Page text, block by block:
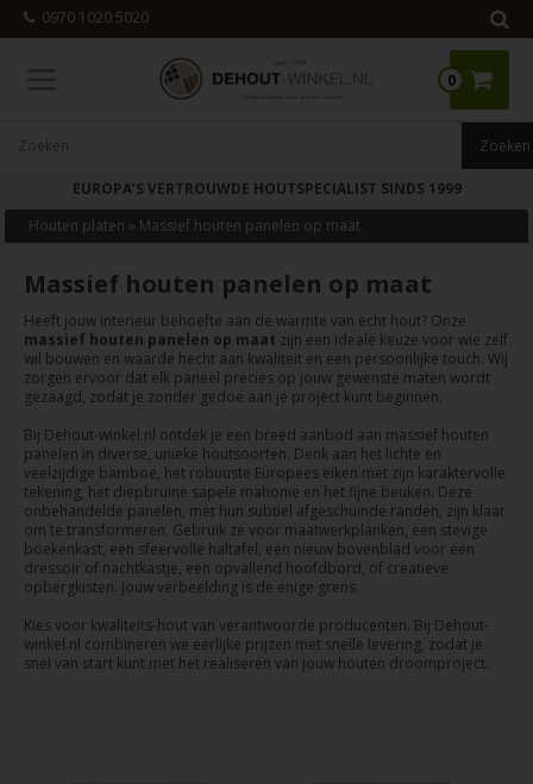
0970 1020 5020
0
EUROPA’S VERTROUWDE HOUTSPECIALIST SINDS 1999
Houten platen » Massief houten panelen op maat
Massief houten panelen op maat
Heeft jouw interieur behoefte aan de warmte van echt hout? Onze
massief houten panelen op maat zijn een ideale keuze voor wie zelf
wil bouwen en waarde hecht aan kwaliteit en een persoonlijke touch. Wij
zorgen ervoor dat elk paneel precies op jouw gewenste maten wordt
gezaagd, zodat je zonder gedoe aan je project kunt beginnen.
Bij Dehout-winkel.nl ontdek je een breed aanbod aan massief houten
panelen in diverse, unieke houtsoorten. Denk aan het lichte en
veelzijdige bamboe, het robuuste Europees eiken met zijn karaktervolle
tekening, het diepbruine sapele mahonie en het fijne beuken. Deze
onbehandelde panelen, met hun subtiel afgeschuinde randen, zijn klaar
om te transformeren. Gebruik ze voor maatwerkplanken, een stevige
boekenkast, een sfeervolle haltafel, een nieuw bovenblad voor een
dressoir of nachtkastje, een opvallend hoofdbord, of creatieve
opbergkisten. Jouw verbeelding is de enige grens.
Kies voor kwaliteits-hout van verantwoorde producenten. Bij Dehout-
winkel.nl combineren we eerlijke prijzen met snelle levering, zodat je
snel van start kunt met het realiseren van jouw houten droomproject.